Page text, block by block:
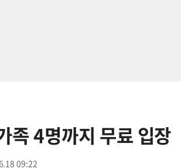
4명까지 무료 입장
09:22